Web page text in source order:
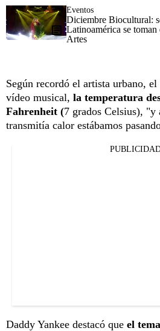
Eventos
Diciembre Biocultural:
Latinoamérica se
Artes
Según recordó el artista urbano,
vídeo musical, la temperatura
Fahrenheit (7 grados Celsius), "y
transmitía calor estábamos
Daddy Yankee destacó que el